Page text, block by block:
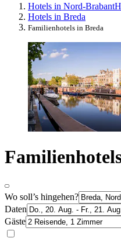
Hotels in Nord-Brabant
Hotels in Breda
Familienhotels in Breda
Wo soll’s hingehen?
Daten
Gäste